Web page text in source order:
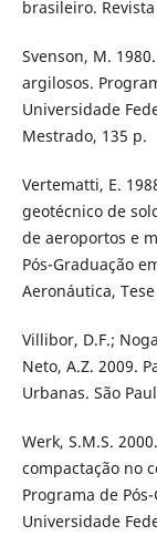
brasileiro.
Svenson, M.
argilosos.
Universidade
Mestrado, 135 p.
Vertematti, E.
geotécnico de
de aeroportos e
Pós-Graduação
Aeronáutica,
Villibor, D.F.;
Neto, A.Z. 2009.
Urbanas. São
Werk, S.M.S.
compactação no
Programa de
Universidade